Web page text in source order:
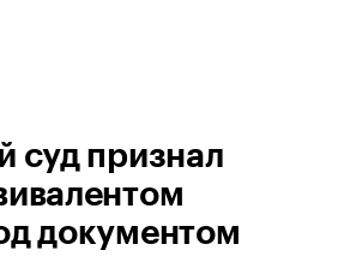
суд признал
документом